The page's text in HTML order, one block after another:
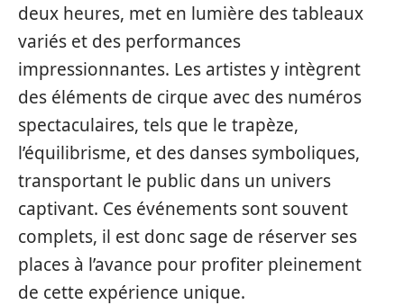
deux heures, met en lumière des tableaux
variés et des performances
impressionnantes. Les artistes y intègrent
des éléments de cirque avec des numéros
spectaculaires, tels que le trapèze,
l’équilibrisme, et des danses symboliques,
transportant le public dans un univers
captivant. Ces événements sont souvent
complets, il est donc sage de réserver ses
places à l’avance pour profiter pleinement
de cette expérience unique.